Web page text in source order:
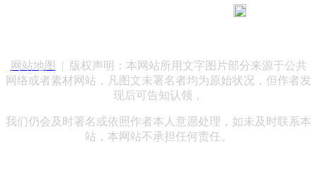
网站地图
| 版权声明：本网站所用文字图片部分来源于公共
网络或者素材网站，凡图文未署名者均为原始状况，但作者发
现后可告知认领，
我们仍会及时署名或依照作者本人意愿处理，如未及时联系本
站，本网站不承担任何责任。